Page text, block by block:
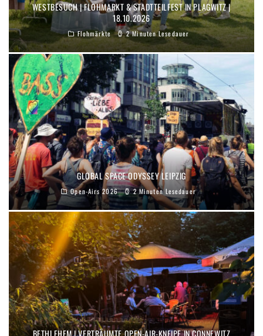
WESTBESUCH | FLOHMARKT & STADTTEILFEST IN PLAGWITZ |
18.10.2026
Flohmärkte 2 Minuten Lesedauer
GLOBAL SPACE ODYSSEY LEIPZIG
Open-Airs 2026 2 Minuten Lesedauer
BETHLEHEM | VERTRÄUMTE OPEN-AIR-KNEIPE IN CONNEWITZ